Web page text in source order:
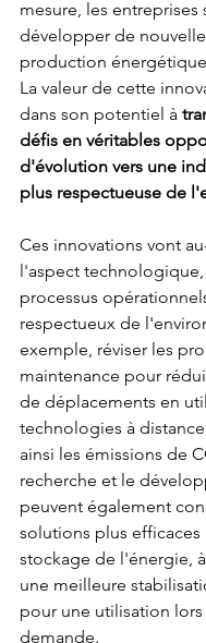
mesure, les entreprises
développer de
production
La valeur de cette
dans son potentiel à
défis en véritables
d'évolution vers une
plus respectueuse de
Ces innovations vont
l'aspect
processus
respectueux de
exemple, réviser les
maintenance pour
de déplacements en
technologies à
ainsi les émissions de
recherche et le
peuvent également
solutions plus efficaces
stockage de l'énergie,
une meilleure
pour une utilisation
demande.